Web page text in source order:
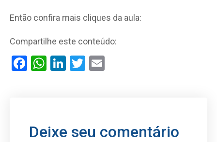
Então confira mais cliques da aula:
Compartilhe este conteúdo:
Facebook
WhatsApp
LinkedIn
Twitter
Deixe seu comentário